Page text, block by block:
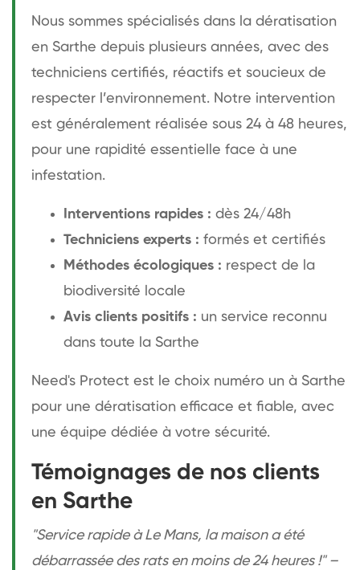
Nous sommes spécialisés dans la dératisation
en Sarthe depuis plusieurs années, avec des
techniciens certifiés, réactifs et soucieux de
respecter l’environnement. Notre intervention
est généralement réalisée sous 24 à 48 heures,
pour une rapidité essentielle face à une
infestation.
Interventions rapides : dès 24/48h
Techniciens experts : formés et certifiés
Méthodes écologiques : respect de la
biodiversité locale
Avis clients positifs : un service reconnu
dans toute la Sarthe
Need's Protect est le choix numéro un à Sarthe
pour une dératisation efficace et fiable, avec
une équipe dédiée à votre sécurité.
Témoignages de nos clients
en Sarthe
"Service rapide à Le Mans, la maison a été
débarrassée des rats en moins de 24 heures !" –